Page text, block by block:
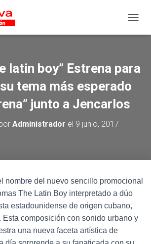
latin boy” Estrena para
tema más esperado
junto a Jencarlos
Administrador el 9 junio, 2017
nombre del nuevo sencillo promocional
The Latin Boy interpretado a dúo
estadounidense de origen cubano,
composición con sonido urbano y
una nueva faceta artística de